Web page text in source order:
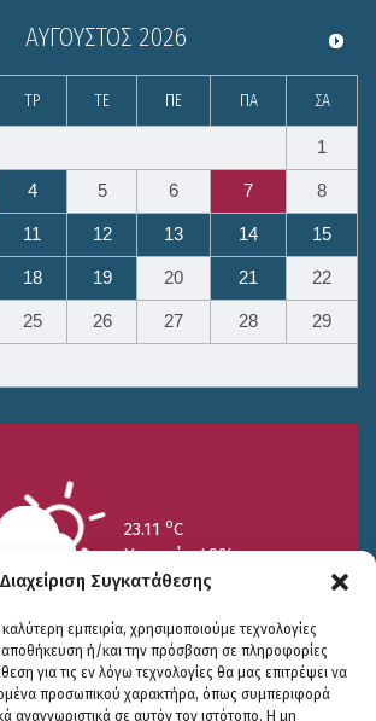
Διαχείριση Συγκατάθεσης
εμπειρία, χρησιμοποιούμε τεχνολογίες
ή/και την πρόσβαση σε πληροφορίες
για τις εν λόγω τεχνολογίες θα μας επιτρέψει να
προσωπικού χαρακτήρα, όπως συμπεριφορά
αναγνωριστικά σε αυτόν τον ιστότοπο. Η μη
ΑΎΓΟΥΣΤΟΣ 2026
ΤΡ ΤΕ ΠΕ ΠΑ ΣΑ
1
4 5 6 7 8
11 12 13 14 15
18 19 20 21 22
25 26 27 28 29
23.11 oC
Υγρασία 49%